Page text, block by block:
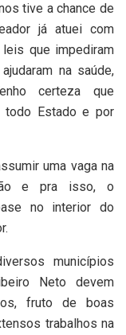
tive a chance de
já atuei com
que impediram
na saúde,
certeza que
todo Estado e por
uma vaga na
e pra isso, o
no interior do
municípios
Neto devem
fruto de boas
trabalhos na